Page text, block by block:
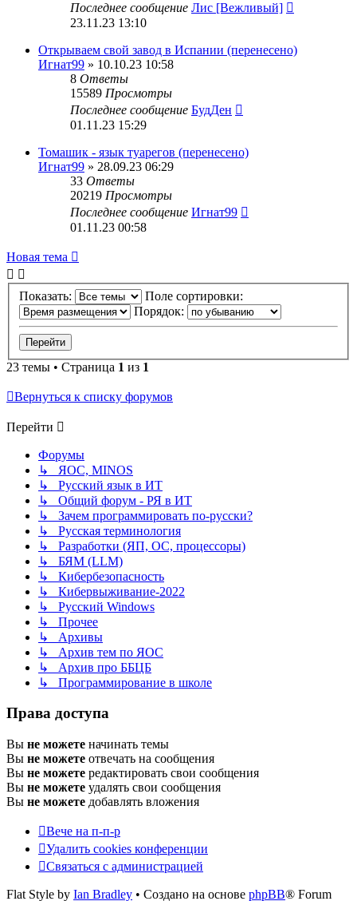
Последнее сообщение Лис [Вежливый]
23.11.23 13:10
Открываем свой завод в Испании (перенесено)
Игнат99 » 10.10.23 10:58
8 Ответы
15589 Просмотры
Последнее сообщение БудДен
01.11.23 15:29
Томашик - язык туарегов (перенесено)
Игнат99 » 28.09.23 06:29
33 Ответы
20219 Просмотры
Последнее сообщение Игнат99
01.11.23 00:58
Новая тема
Показать:
Поле сортировки:
Порядок:
23 темы • Страница 1 из 1
Вернуться к списку форумов
Перейти
Форумы
↳ ЯОС, MINOS
↳ Русский язык в ИТ
↳ Общий форум - РЯ в ИТ
↳ Зачем программировать по-русски?
↳ Русская терминология
↳ Разработки (ЯП, ОС, процессоры)
↳ БЯМ (LLM)
↳ Кибербезопасность
↳ Кибервыживание-2022
↳ Русский Windows
↳ Прочее
↳ Архивы
↳ Архив тем по ЯОС
↳ Архив про ББЦБ
↳ Программирование в школе
Права доступа
Вы не можете начинать темы
Вы не можете отвечать на сообщения
Вы не можете редактировать свои сообщения
Вы не можете удалять свои сообщения
Вы не можете добавлять вложения
Вече на п-п-р
Удалить cookies конференции
Связаться с администрацией
Flat Style by Ian Bradley • Создано на основе phpBB® Forum